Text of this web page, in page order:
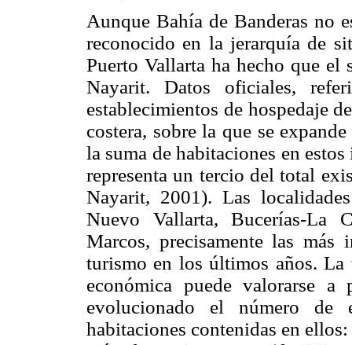
Aunque Bahía de Banderas no
reconocido en la jerarquía de
Puerto Vallarta ha hecho que el
Nayarit. Datos oficiales,
establecimientos de hospedaje
costera, sobre la que se
la suma de habitaciones en
representa un tercio del total
Nayarit, 2001). Las
Nuevo Vallarta, Bucerías-La
Marcos, precisamente las más
turismo en los últimos años. La
económica puede valorarse
evolucionado el número de
habitaciones contenidas en